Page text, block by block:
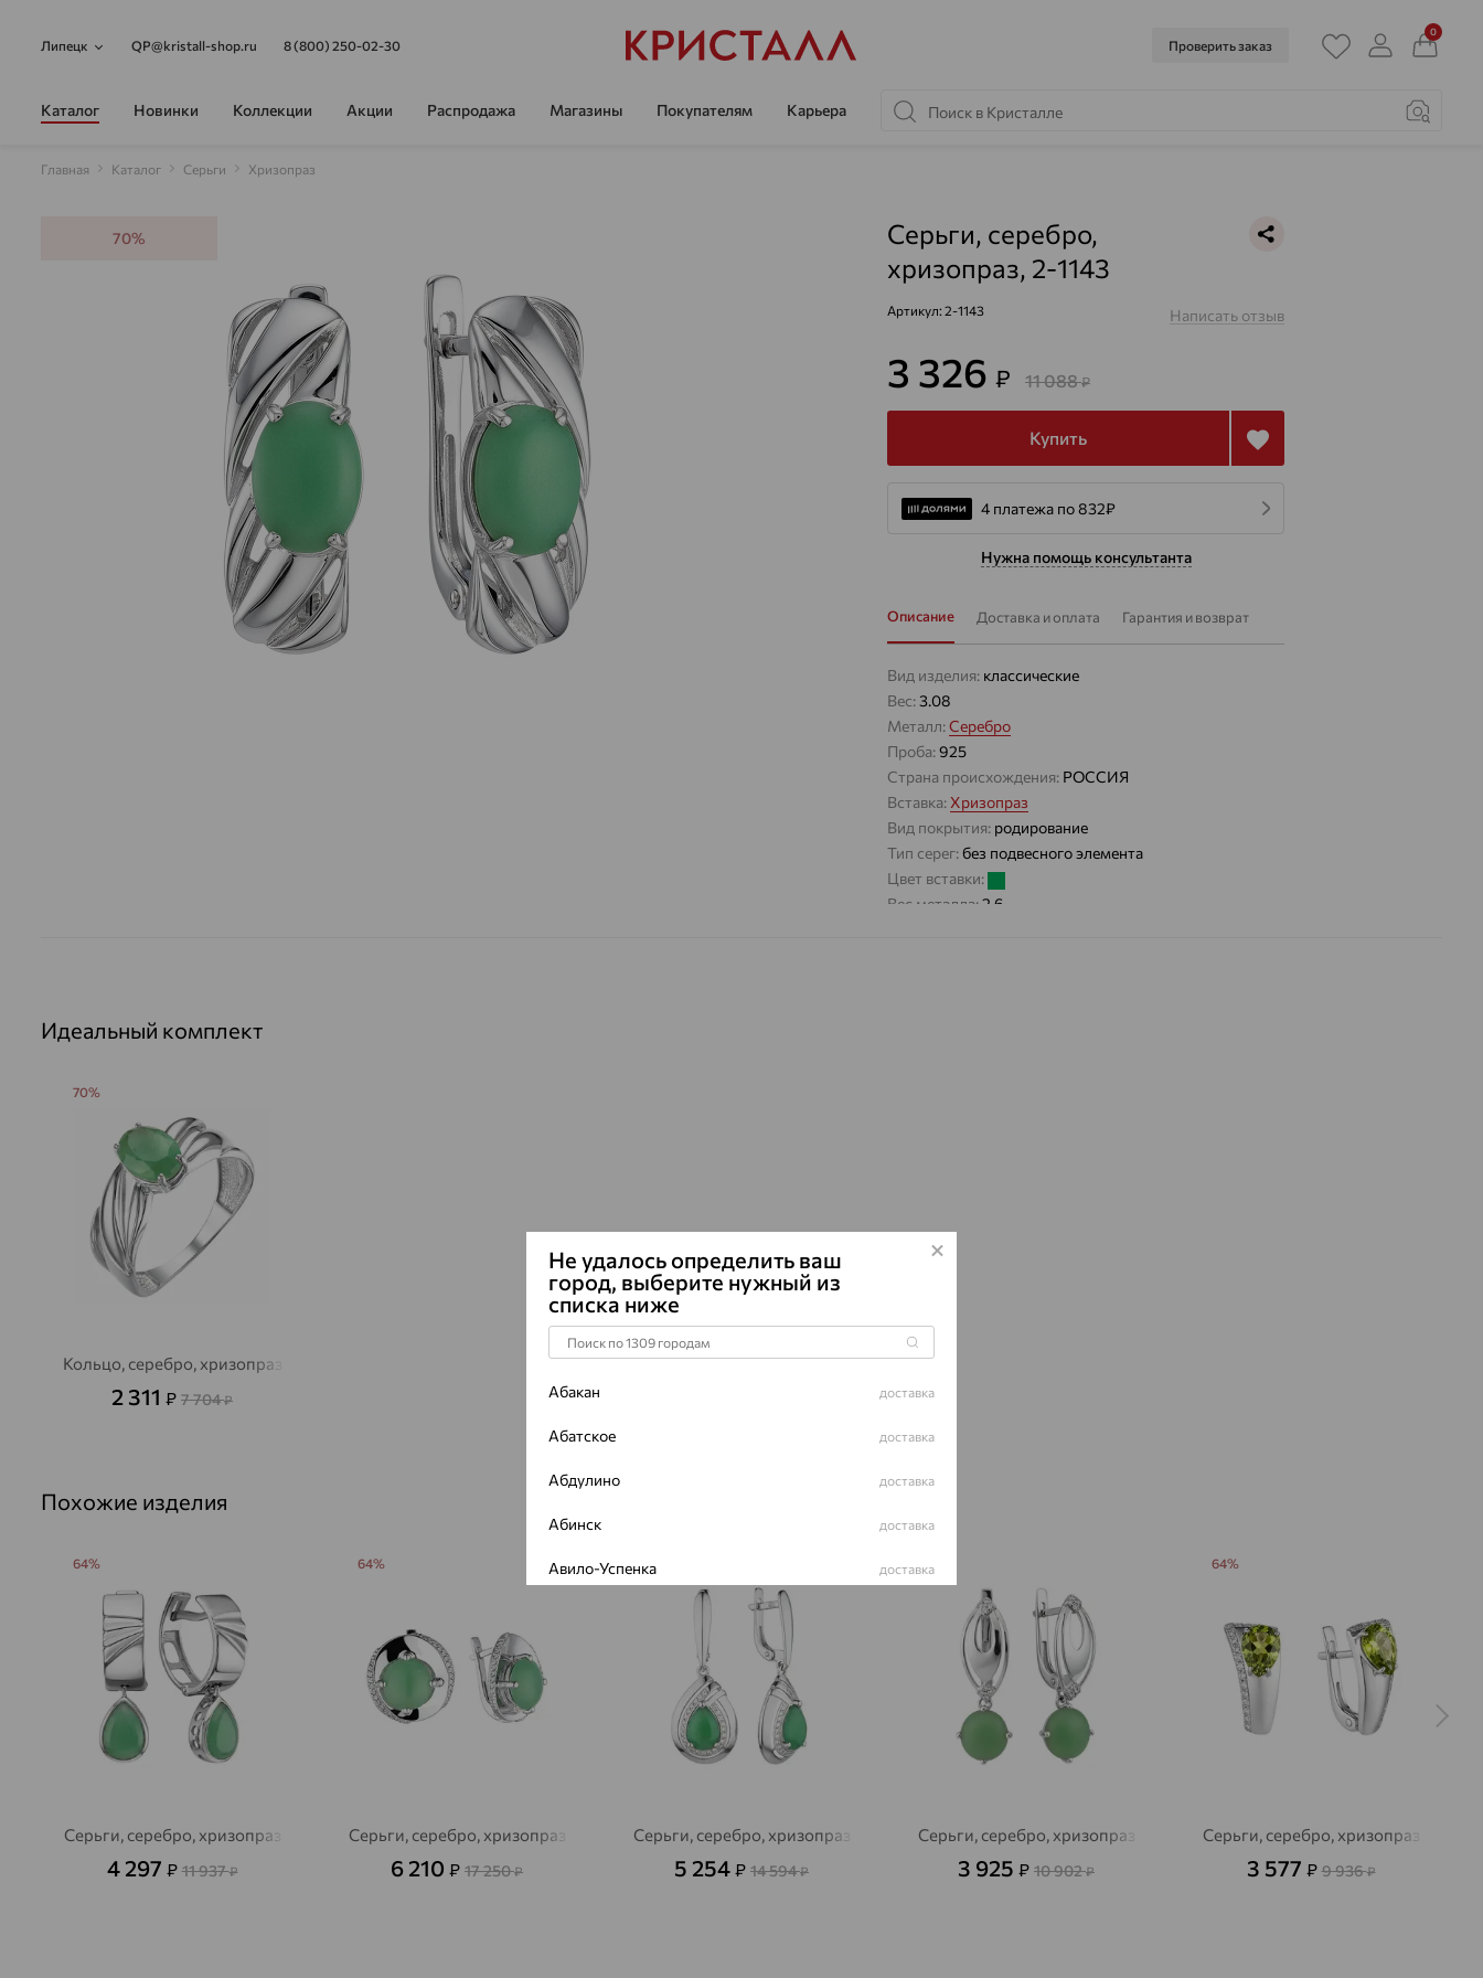
Липецк QP@kristall-shop.ru 8 (800) 250-02-30 Проверить заказ
0
Каталог Новинки Коллекции Акции Распродажа Магазины Покупателям Карьера
Главная Каталог Серьги Хризопраз
70%
Серьги, серебро,
хризопраз, 2-1143
Артикул: 2-1143 Написать отзыв
3 326 ₽ 11 088₽
Купить
4 платежа по 832₽
Нужна помощь консультанта
Описание Доставка и оплата Гарантия и возврат
Вид изделия: классические
Вес:3.08
Металл:Серебро
Проба:925
Страна происхождения: РОССИЯ
Вставка:Хризопраз
Вид покрытия: родирование
Тип серег:без подвесного элемента
Цвет вставки:
Вес металла:2.6
Идеальный комплект
Кольцо, серебро, хризопраз
2 311 ₽ 7 704₽
70%
Похожие изделия
Серьги, серебро, хризопраз
4 297 ₽ 11 937₽
64%
Серьги, серебро, хризопраз
6 210 ₽ 17 250₽
64%
Серьги, серебро, хризопраз
5 254 ₽ 14 594₽
64%
Серьги, серебро, хризопраз
3 925 ₽ 10 902₽
Серьги, серебро, хризопраз
3 577 ₽ 9 936₽
64%
Не удалось определить ваш
город, выберите нужный из
списка ниже
Абакан доставка
Абатское доставка
Абдулино доставка
Абинск доставка
Авило-Успенка доставка
Адыгейск доставка